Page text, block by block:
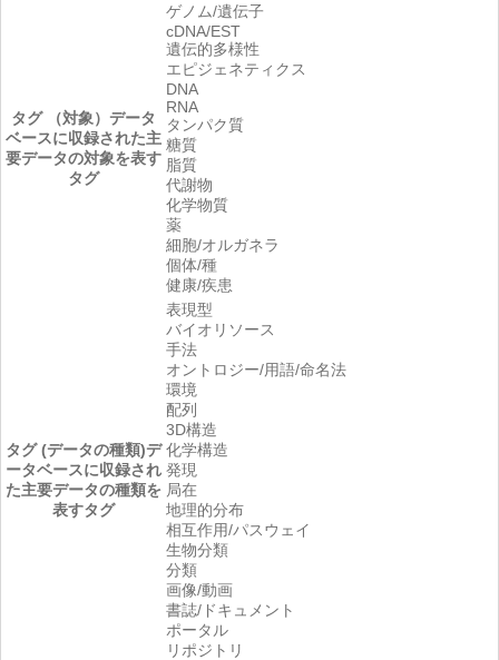
タグ （対象） データ
ベースに収録された主
要データの対象を表す
タグ
ゲノム/遺伝子
cDNA/EST
遺伝的多様性
エピジェネティクス
DNA
RNA
タンパク質
糖質
脂質
代謝物
化学物質
薬
細胞/オルガネラ
個体/種
健康/疾患
タグ (データの種類)デ
ータベースに収録され
た主要データの種類を
表すタグ
表現型
バイオリソース
手法
オントロジー/用語/命名法
環境
配列
3D構造
化学構造
発現
局在
地理的分布
相互作用/パスウェイ
生物分類
分類
画像/動画
書誌/ドキュメント
ポータル
リポジトリ